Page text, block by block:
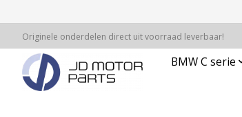
Originele onderdelen direct uit voorraad leverbaar!
BMW C serie